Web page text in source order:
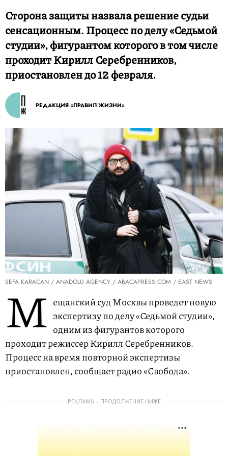
Сторона защиты назвала решение судьи
сенсационным. Процесс по делу «Седьмой
студии», фигурантом которого в том числе
проходит Кирилл Серебренников,
приостановлен до 12 февраля.
РЕДАКЦИЯ «ПРАВИЛ ЖИЗНИ»
SEFA KARACAN / ANADOLU AGENCY / ABACAPRESS.COM / EAST NEWS
М ещанский суд Москвы проведет новую
экспертизу по делу «Седьмой студии»,
одним из фигурантов которого
проходит режиссер Кирилл Серебренников.
Процесс на время повторной экспертизы
приостановлен, сообщает радио «Свобода».
РЕКЛАМА – ПРОДОЛЖЕНИЕ НИЖЕ